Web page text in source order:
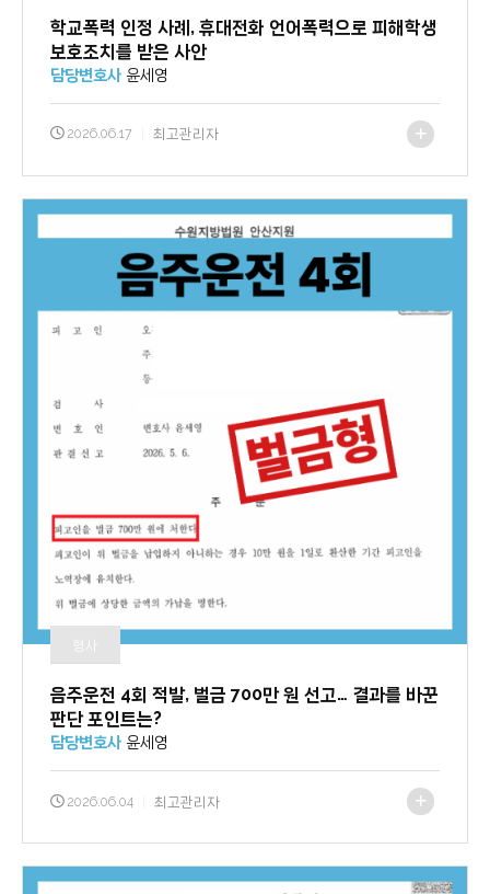
학교폭력 인정 사례, 휴대전화 언어폭력으로 피해학생
보호조치를 받은 사안
담당변호사 윤세영
2026.06.17 최고관리자
형사
음주운전 4회 적발, 벌금 700만 원 선고… 결과를 바꾼
판단 포인트는?
담당변호사 윤세영
2026.06.04 최고관리자